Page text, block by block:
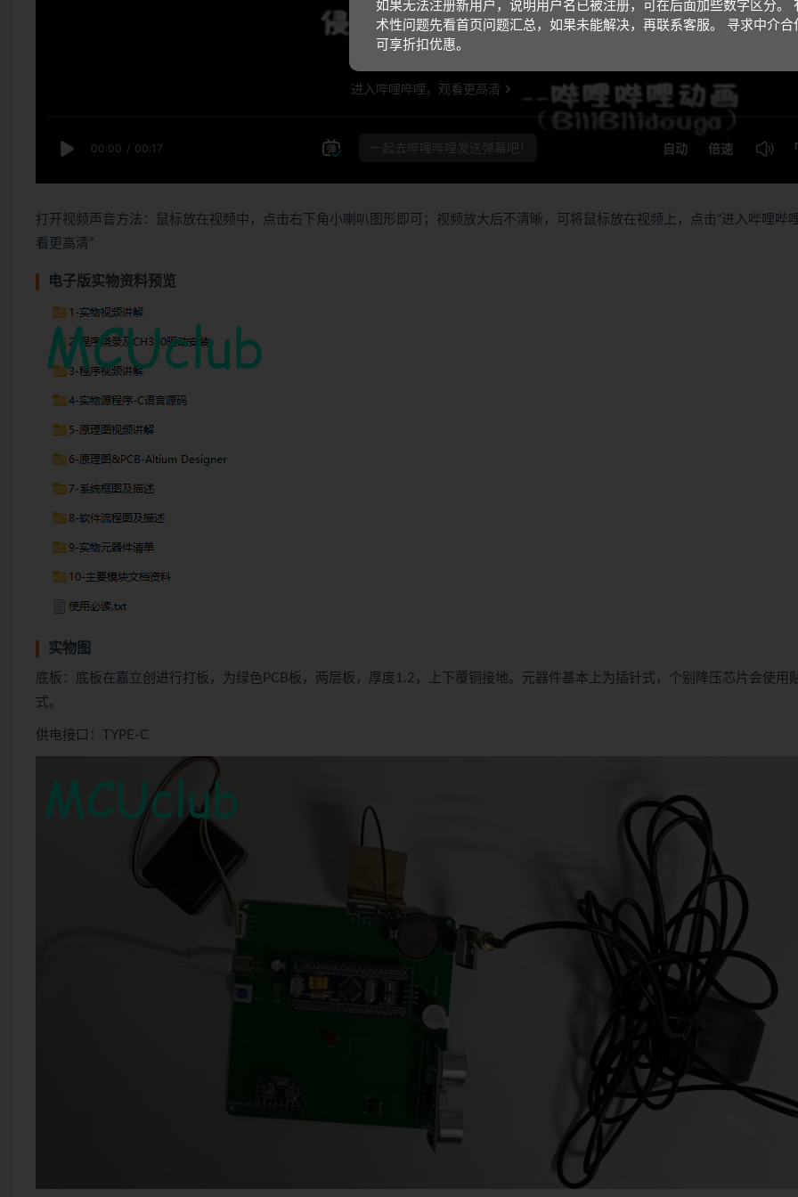
打开视频声音方法：鼠标放在视频中，点击右下角小喇叭图形即可；视频放大后不清晰，可将鼠标放在视频上，点击“进入哔哩哔
看更高清”
电子版实物资料预览
实物图
底板：底板在嘉立创进行打板，为绿色PCB板，两层板，厚度1.2，上下覆铜接地。元器件基本上为插针式，个别降压芯片会使用
式。
供电接口：TYPE-C
如果无法注册新用户，说明用户名已被注册，可在后面加些数字区分。
术性问题先看首页问题汇总，如果未能解决，再联系客服。 寻求中介合
可享折扣优惠。